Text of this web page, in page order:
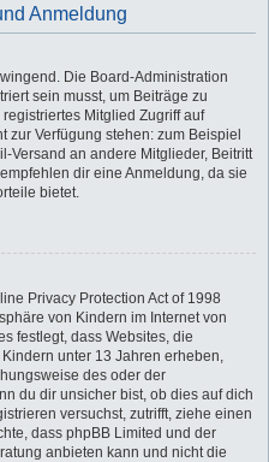
Anmeldung
Die Board-Administration
sein musst, um Beiträge zu
Mitglied Zugriff auf
zur Verfügung stehen: zum Beispiel
Versand an andere Mitglieder, Beitritt
dir eine Anmeldung, da sie
bietet.
Privacy Protection Act of 1998
von Kindern im Internet von
festlegt, dass Websites, die
unter 13 Jahren erheben,
des oder der
du dir unsicher bist, ob dies auf dich
versuchst, zutrifft, ziehe einen
dass phpBB Limited und der
anbieten kann und nicht die